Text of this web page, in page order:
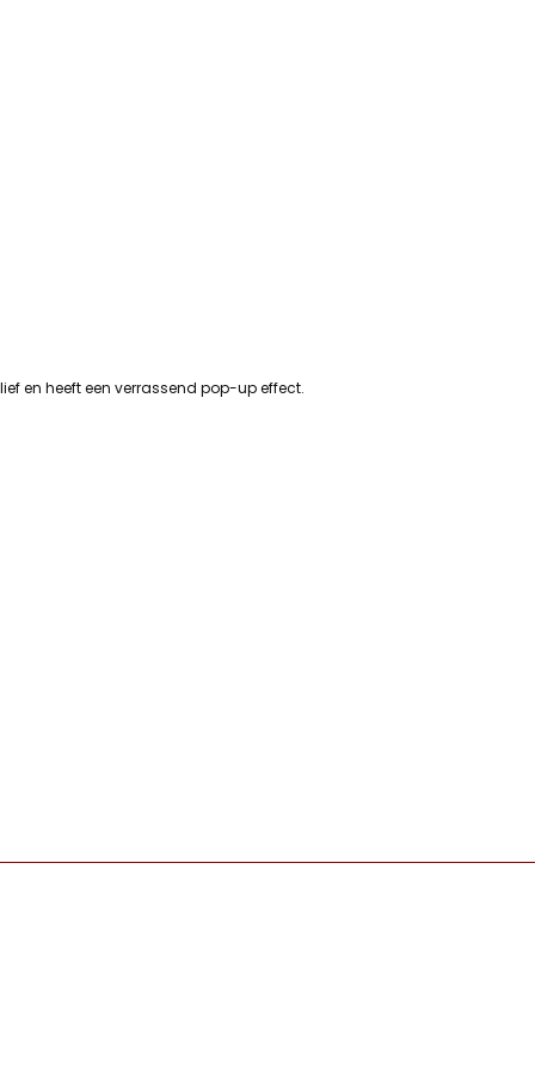
en heeft een verrassend pop-up effect.